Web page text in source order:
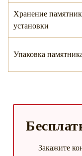
Хранение
установки
Упаковка
Закажите